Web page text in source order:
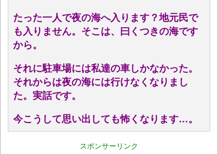
たった一人で夜の海へ入ります？地元民で
も入りません。そこは、曰くつきの海です
から。
それに駐車場には私達の車しかなかった。
それからは夜の海には行けなくなりまし
た。実話です。
今こうして思い出しても怖くなります…。
スポンサーリンク